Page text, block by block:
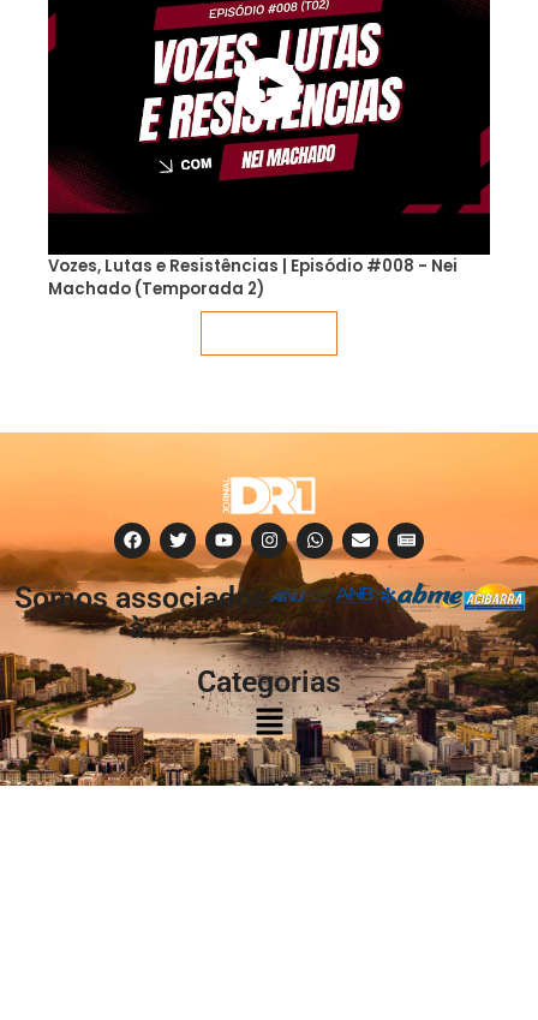
Vozes, Lutas e Resistências | Episódio #008 - Nei
Machado (Temporada 2)
Somos associados
à:
Categorias